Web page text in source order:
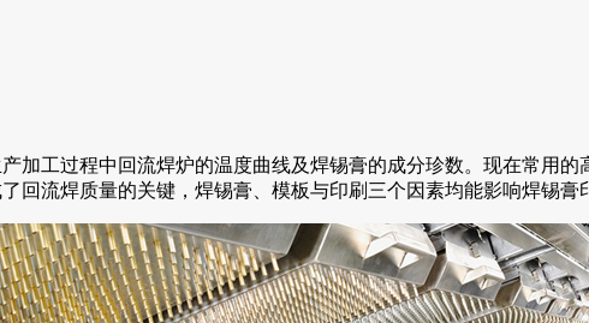
加工过程中回流焊炉的温度曲线及焊锡膏的成分珍数。现在常用
回流焊质量的关键，焊锡膏、模板与印刷三个因素均能影响焊锡膏